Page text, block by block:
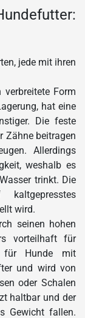
jede mit ihren
Form
hat eine
Die feste
Zähne beitragen
Allerdings
weshalb es
trinkt. Die
wird.
seinen hohen
vorteilhaft für
für Hunde mit
und wird von
oder Schalen
haltbar und der
Gewicht fallen.